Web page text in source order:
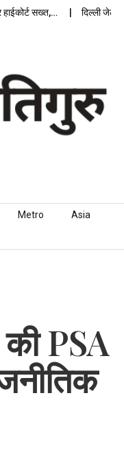
सख्त,… दिल्ली जेलों में
Metro Asia
PSA